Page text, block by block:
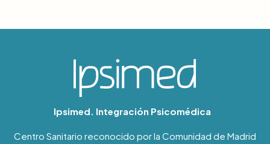
Ipsimed. Integración Psicomédica
Centro Sanitario reconocido por la Comunidad de Madrid